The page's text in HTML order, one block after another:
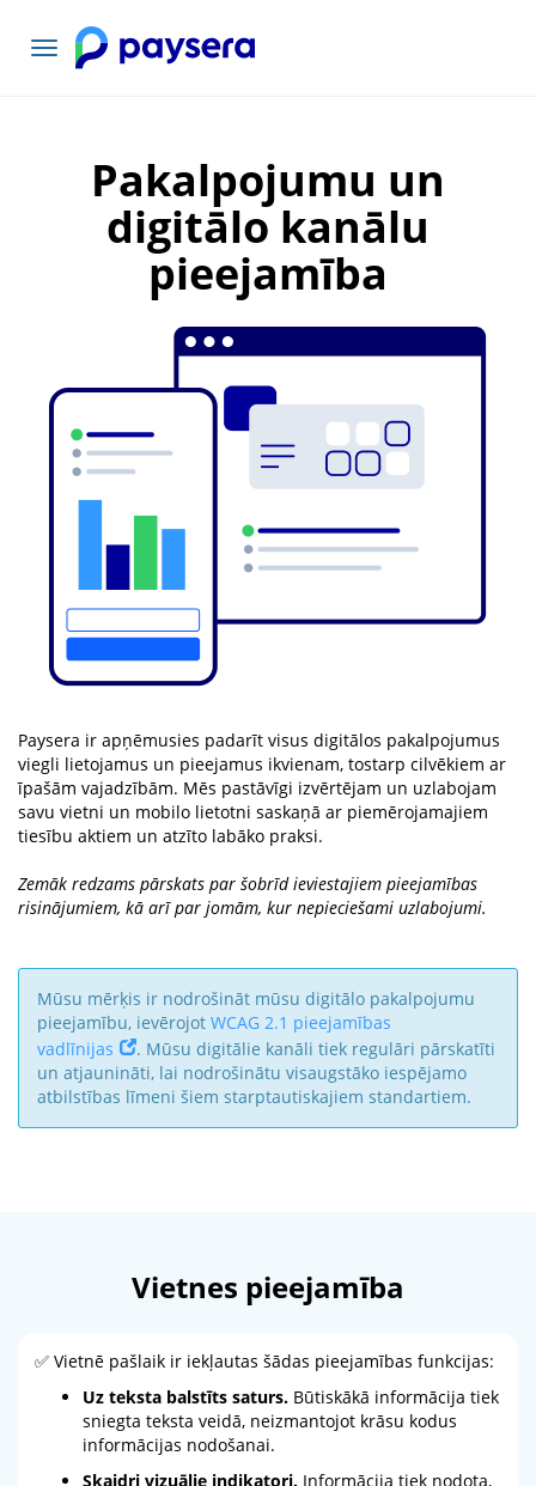
Pārslēgt
navigāciju
Pakalpojumu un
digitālo kanālu
pieejamība
Paysera ir apņēmusies padarīt visus digitālos pakalpojumus
viegli lietojamus un pieejamus ikvienam, tostarp cilvēkiem ar
īpašām vajadzībām. Mēs pastāvīgi izvērtējam un uzlabojam
savu vietni un mobilo lietotni saskaņā ar piemērojamajiem
tiesību aktiem un atzīto labāko praksi.
Zemāk redzams pārskats par šobrīd ieviestajiem pieejamības
risinājumiem, kā arī par jomām, kur nepieciešami uzlabojumi.
Mūsu mērķis ir nodrošināt mūsu digitālo pakalpojumu
pieejamību, ievērojot WCAG 2.1 pieejamības
vadlīnijas
. Mūsu digitālie kanāli tiek regulāri pārskatīti
un atjaunināti, lai nodrošinātu visaugstāko iespējamo
atbilstības līmeni šiem starptautiskajiem standartiem.
Vietnes pieejamība
✅ Vietnē pašlaik ir iekļautas šādas pieejamības funkcijas:
Uz teksta balstīts saturs. Būtiskākā informācija tiek
sniegta teksta veidā, neizmantojot krāsu kodus
informācijas nodošanai.
Skaidri vizuālie indikatori. Informācija tiek nodota,